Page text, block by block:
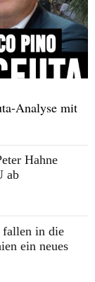
Analyse mit
Hahne
ab
fallen in die
ein neues